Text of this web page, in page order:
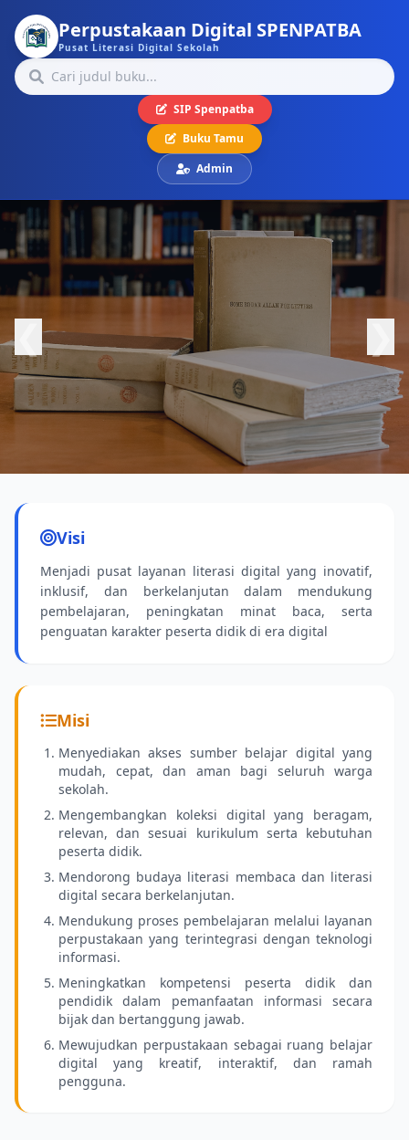
Perpustakaan Digital SPENPATBA
Pusat Literasi Digital Sekolah
SIP Spenpatba
Buku Tamu
Admin
Buku-buku pelajaran dan fiksi terbaru sudah
Visi
Menjadi pusat layanan literasi digital yang inovatif,
inklusif, dan berkelanjutan dalam mendukung
pembelajaran, peningkatan minat baca, serta
penguatan karakter peserta didik di era digital
Misi
Menyediakan akses sumber belajar digital yang
mudah, cepat, dan aman bagi seluruh warga
sekolah.
Mengembangkan koleksi digital yang beragam,
relevan, dan sesuai kurikulum serta kebutuhan
peserta didik.
Mendorong budaya literasi membaca dan literasi
digital secara berkelanjutan.
Mendukung proses pembelajaran melalui layanan
perpustakaan yang terintegrasi dengan teknologi
informasi.
Meningkatkan kompetensi peserta didik dan
pendidik dalam pemanfaatan informasi secara
bijak dan bertanggung jawab.
Mewujudkan perpustakaan sebagai ruang belajar
digital yang kreatif, interaktif, dan ramah
pengguna.